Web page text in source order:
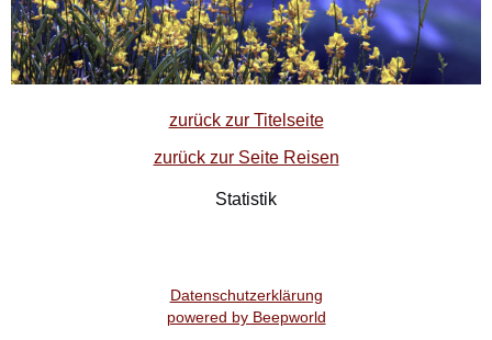
zurück zur Titelseite
zurück zur Seite Reisen
Statistik
Datenschutzerklärung
powered by Beepworld